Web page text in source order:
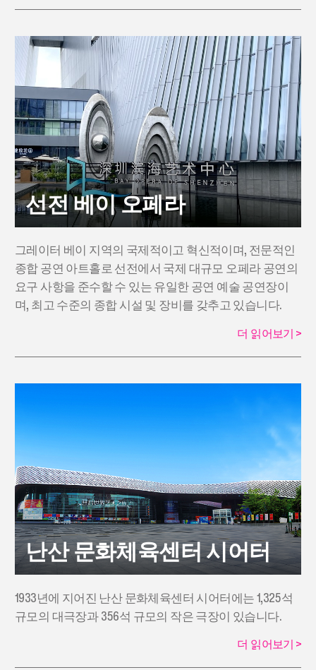
선전 베이 오페라
그레이터 베이 지역의 국제적이고 혁신적이며, 전문적인
종합 공연 아트홀로 선전에서 국제 대규모 오페라 공연의
요구 사항을 준수할 수 있는 유일한 공연 예술 공연장이
며, 최고 수준의 종합 시설 및 장비를 갖추고 있습니다.
더 읽어보기 >
난산 문화체육센터 시어터
1933년에 지어진 난산 문화체육센터 시어터에는 1,325석
규모의 대극장과 356석 규모의 작은 극장이 있습니다.
더 읽어보기 >